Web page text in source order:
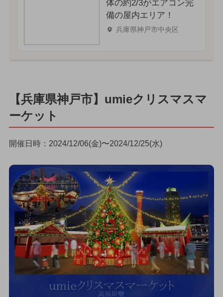
体の約2/3がエアコン完
備の屋内エリア！
兵庫県神戸市中央区
【兵庫県神戸市】umieクリスマスマ
ーケット
開催日時：2024/12/06(金)〜2024/12/25(水)